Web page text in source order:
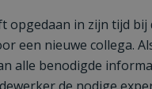
opgedaan in zijn tijd bij
een nieuwe collega.
alle benodigde